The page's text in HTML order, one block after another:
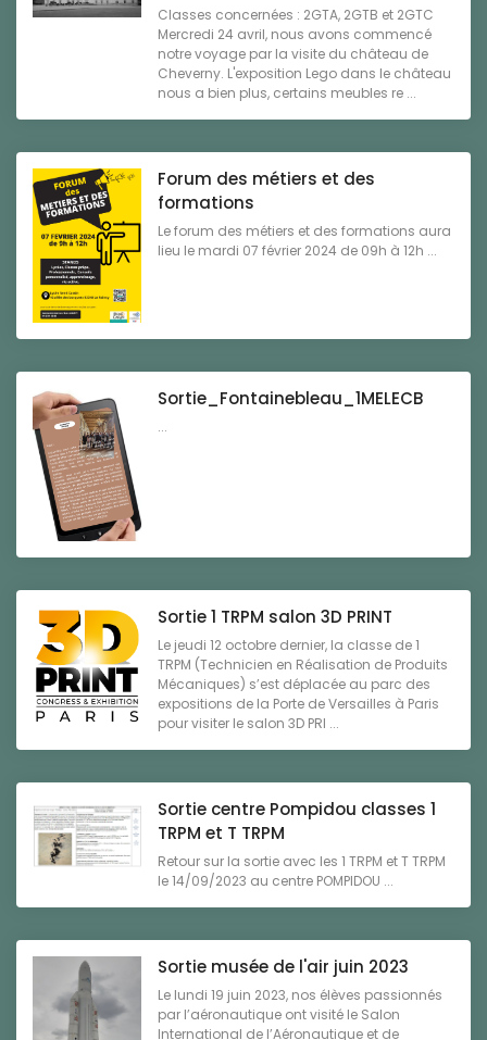
Classes concernées : 2GTA, 2GTB et 2GTC
Mercredi 24 avril, nous avons commencé
notre voyage par la visite du château de
Cheverny. L'exposition Lego dans le château
nous a bien plus, certains meubles re ...
Forum des métiers et des
formations
Le forum des métiers et des formations aura
lieu le mardi 07 février 2024 de 09h à 12h ...
Sortie_Fontainebleau_1MELECB
...
Sortie 1 TRPM salon 3D PRINT
Le jeudi 12 octobre dernier, la classe de 1
TRPM (Technicien en Réalisation de Produits
Mécaniques) s’est déplacée au parc des
expositions de la Porte de Versailles à Paris
pour visiter le salon 3D PRI ...
Sortie centre Pompidou classes 1
TRPM et T TRPM
Retour sur la sortie avec les 1 TRPM et T TRPM
le 14/09/2023 au centre POMPIDOU ...
Sortie musée de l'air juin 2023
Le lundi 19 juin 2023, nos élèves passionnés
par l’aéronautique ont visité le Salon
International de l’Aéronautique et de